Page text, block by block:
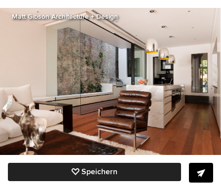
Matt Gibson Architecture + Design
Speichern